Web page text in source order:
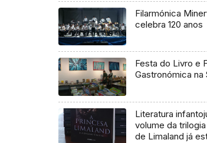
Filarmónica
celebra 120 anos
Festa do Livro e
Gastronómica na
Literatura
volume da trilogia
de Limaland já